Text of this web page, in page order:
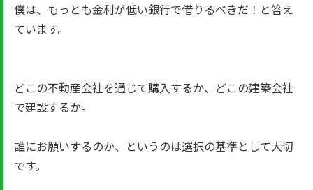
僕は、もっとも金利が低い銀行で借りるべきだ！と答え
ています。
どこの不動産会社を通じて購入するか、どこの建築会社
で建設するか。
誰にお願いするのか、というのは選択の基準として大切
です。